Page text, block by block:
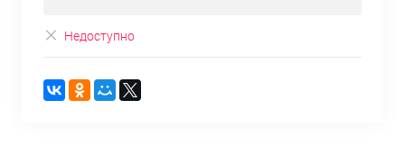
Недоступно